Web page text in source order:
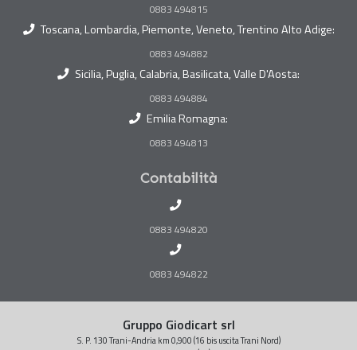
0883 494815
Toscana, Lombardia, Piemonte, Veneto, Trentino Alto Adige:
0883 494882
Sicilia, Puglia, Calabria, Basilicata, Valle D'Aosta:
0883 494884
Emilia Romagna:
0883 494813
Contabilità
0883 494820
0883 494822
Gruppo Giodicart srl
S. P. 130 Trani-Andria km 0,900 (16 bis uscita Trani Nord)